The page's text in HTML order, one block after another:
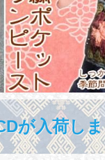
が入荷し